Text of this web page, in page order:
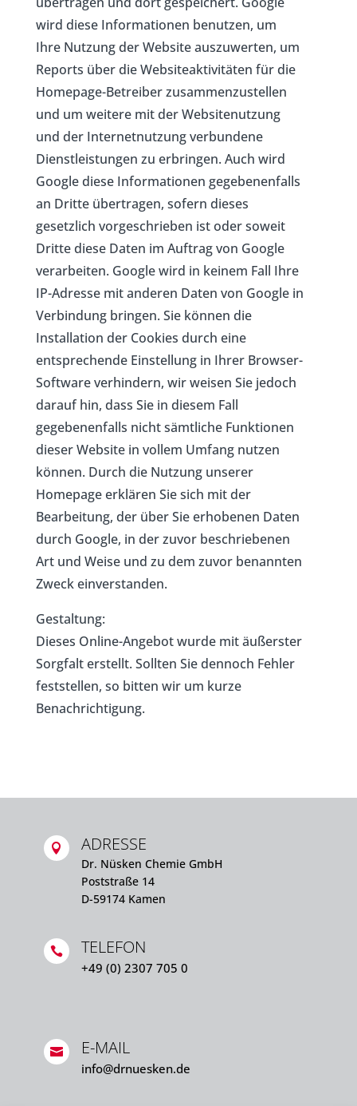
wird diese Informationen benutzen, um
Ihre Nutzung der Website auszuwerten, um
Reports über die Websiteaktivitäten für die
Homepage-Betreiber zusammenzustellen
und um weitere mit der Websitenutzung
und der Internetnutzung verbundene
Dienstleistungen zu erbringen. Auch wird
Google diese Informationen gegebenenfalls
an Dritte übertragen, sofern dieses
gesetzlich vorgeschrieben ist oder soweit
Dritte diese Daten im Auftrag von Google
verarbeiten. Google wird in keinem Fall Ihre
IP-Adresse mit anderen Daten von Google in
Verbindung bringen. Sie können die
Installation der Cookies durch eine
entsprechende Einstellung in Ihrer Browser-
Software verhindern, wir weisen Sie jedoch
darauf hin, dass Sie in diesem Fall
gegebenenfalls nicht sämtliche Funktionen
dieser Website in vollem Umfang nutzen
können. Durch die Nutzung unserer
Homepage erklären Sie sich mit der
Bearbeitung, der über Sie erhobenen Daten
durch Google, in der zuvor beschriebenen
Art und Weise und zu dem zuvor benannten
Zweck einverstanden.
Gestaltung:
Dieses Online-Angebot wurde mit äußerster
Sorgfalt erstellt. Sollten Sie dennoch Fehler
feststellen, so bitten wir um kurze
Benachrichtigung.
 ADRESSE
Dr. Nüsken Chemie GmbH
Poststraße 14
D-59174 Kamen
 TELEFON
+49 (0) 2307 705 0
 E-MAIL
info@drnuesken.de